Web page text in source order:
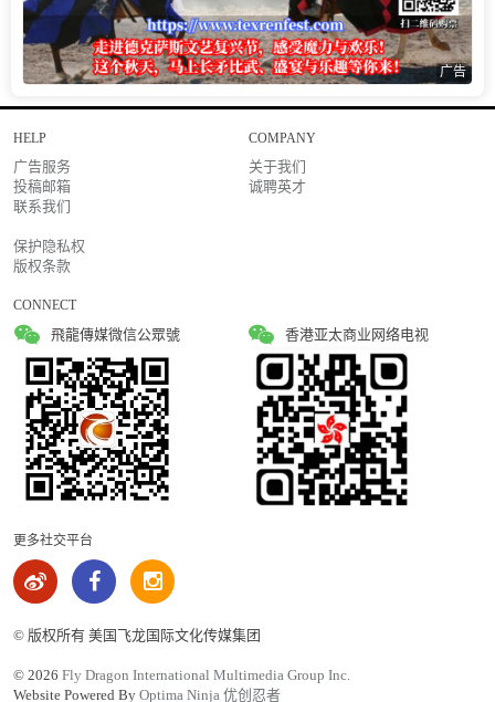
广告
HELP
广告服务
投稿邮箱
联系我们
保护隐私权
版权条款
COMPANY
关于我们
诚聘英才
CONNECT
飛龍傳媒微信公眾號 香港亚太商业网络电视
更多社交平台
© 版权所有 美国飞龙国际文化传媒集团
© 2026 Fly Dragon International Multimedia Group Inc.
Website Powered By Optima Ninja 优创忍者